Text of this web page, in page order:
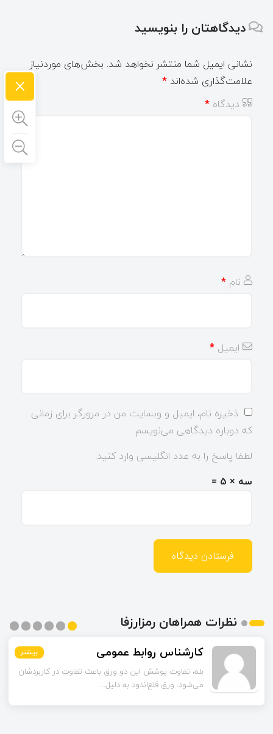
دیدگاهتان را بنویسید
نشانی ایمیل شما منتشر نخواهد شد. بخش‌های موردنیاز
علامت‌گذاری شده‌اند *
دیدگاه *
نام *
ایمیل *
ذخیره نام، ایمیل و وبسایت من در مرورگر برای زمانی
که دوباره دیدگاهی می‌نویسم.
لطفا پاسخ را به عدد انگلیسی وارد کنید:
سه × 5 =
نظرات همراهان رمزارزفا
بیشتر اسماعیل زاده بیشتر
تا قبل از خوندن این مقاله فکر می‌کردم ورق قلع‌اندود
همون ورق گالوانیزه است. تفاو...
بیشتر
بیشتر
بیشتر
بیشتر
×